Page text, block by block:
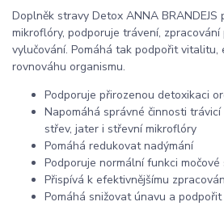
Doplněk stravy Detox ANNA
mikroflóry, podporuje trávení,
vylučování. Pomáhá tak podpořit vitalitu,
rovnováhu organismu.
Podporuje přirozenou detoxikaci
Napomáhá správné činnosti
střev, jater i střevní mikroflóry
Pomáhá redukovat nadýmání
Podporuje normální funkci
Přispívá k efektivnějšímu
Pomáhá snižovat únavu a